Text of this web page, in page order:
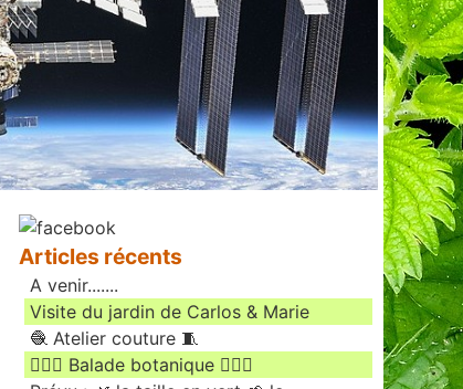
Articles récents
A venir.......
Visite du jardin de Carlos & Marie
🧶 Atelier couture 🧵
🚶🏻‍♀️ Balade botanique 🚶🏻‍♂️